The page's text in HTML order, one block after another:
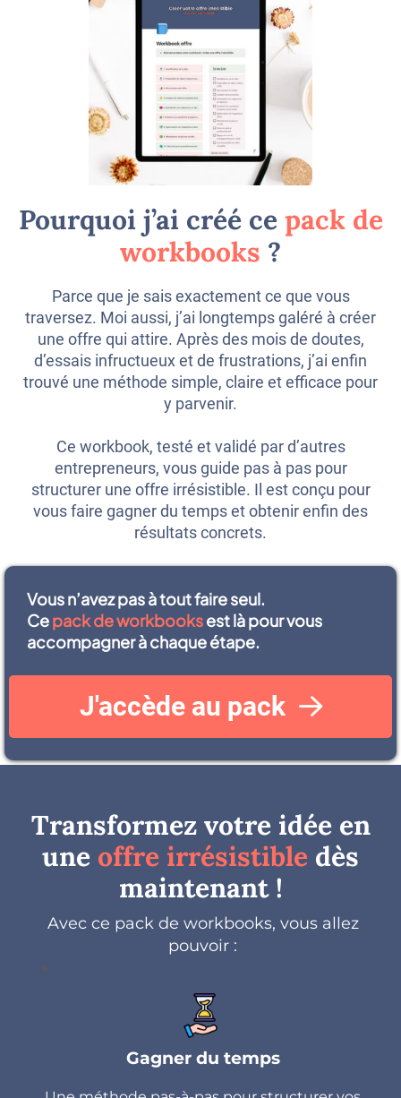
Pourquoi j’ai créé cepack de
workbooks ?
Parce que je sais exactement ce que vous
traversez. Moi aussi, j’ai longtemps galéré à créer
une offre qui attire. Après des mois de doutes,
d’essais infructueux et de frustrations, j’ai enfin
trouvé une méthode simple, claire et efficace pour
y parvenir.
Ce workbook, testé et validé par d’autres
entrepreneurs, vous guide pas à pas pour
structurer une offre irrésistible. Il est conçu pour
vous faire gagner du temps et obtenir enfin des
résultats concrets.
Vous n’avez pas à tout faire seul.
Cepack de workbooksest là pour vous
accompagner à chaque étape.
J'accède au pack
Transformez votre idée en
une offre irrésistible dès
maintenant !
Avec ce pack de workbooks, vous allez
pouvoir :
Gagner du temps